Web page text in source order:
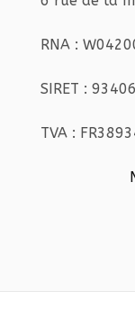
RNA :
SIRET :
TVA :